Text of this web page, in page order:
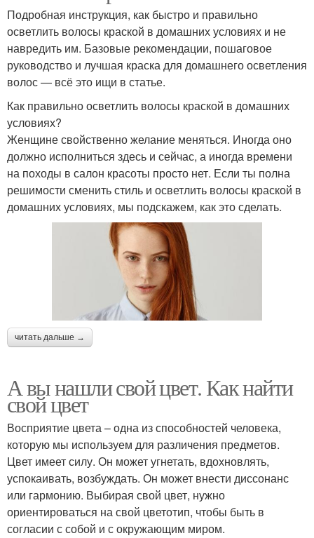
Подробная инструкция, как быстро и правильно
осветлить волосы краской в домашних условиях и не
навредить им. Базовые рекомендации, пошаговое
руководство и лучшая краска для домашнего осветления
волос — всё это ищи в статье.
Как правильно осветлить волосы краской в домашних
условиях?
Женщине свойственно желание меняться. Иногда оно
должно исполниться здесь и сейчас, а иногда времени
на походы в салон красоты просто нет. Если ты полна
решимости сменить стиль и осветлить волосы краской в
домашних условиях, мы подскажем, как это сделать.
читать дальше →
А вы нашли свой цвет. Как найти
свой цвет
Восприятие цвета – одна из способностей человека,
которую мы используем для различения предметов.
Цвет имеет силу. Он может угнетать, вдохновлять,
успокаивать, возбуждать. Он может внести диссонанс
или гармонию. Выбирая свой цвет, нужно
ориентироваться на свой цветотип, чтобы быть в
согласии с собой и с окружающим миром.